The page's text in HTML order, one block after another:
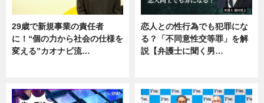
29歳で新規事業の責任者
に！“個の力から社会の仕様を
変える”カオナビ流…
恋人との性行為でも犯罪にな
る？「不同意性交等罪」を解
説【弁護士に聞く男…